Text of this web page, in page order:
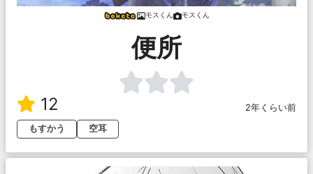
モスくん モスくん
便所
12
2年くらい前
もすかう
空耳